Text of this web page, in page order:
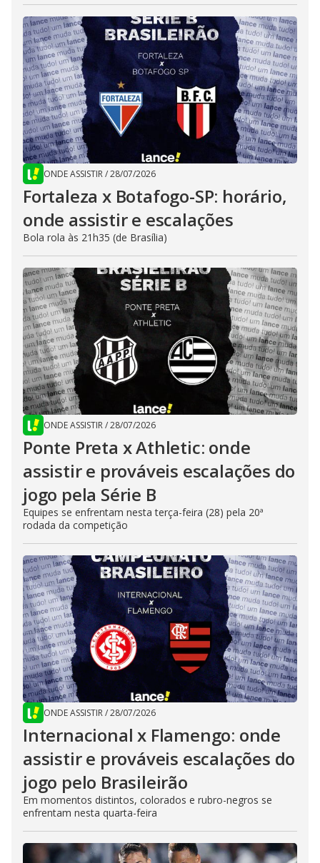
ONDE ASSISTIR/28/07/2026
Fortaleza x Botafogo-SP: horário,
onde assistir e escalações
Bola rola às 21h35 (de Brasília)
ONDE ASSISTIR/28/07/2026
Ponte Preta x Athletic: onde
assistir e prováveis escalações do
jogo pela Série B
Equipes se enfrentam nesta terça-feira (28) pela 20ª
rodada da competição
ONDE ASSISTIR/28/07/2026
Internacional x Flamengo: onde
assistir e prováveis escalações do
jogo pelo Brasileirão
Em momentos distintos, colorados e rubro-negros se
enfrentam nesta quarta-feira